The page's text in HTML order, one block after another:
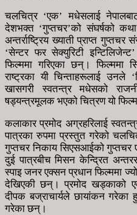
चलचित्र ‘एक’ मधेसलाई
देशभक्त ‘गुप्तचर’को संघर्षको
अन्तर्राष्ट्रिय ख्याती प्राप्त
‘सेन्टर फर सेक्युरिटी
फिल्ममा गरिएका छन्। फिल्ममा
राष्ट्रका यी चिन्ताहरूलाई उनले
खासगरी स्वतन्त्र मधेसको
षड्यन्त्रमूलक भएको चित्रण यो
कलाकार प्रमोद अग्रहरिलाई
पात्रका रुपमा प्रस्तुत गरेको
गुप्तचर निकाय सिएसआईको गुप्तचर
दुई पात्रबीच मिसन केन्द्रित
स्पाइ जनर एक्सन प्रधान फिल्ममा
देखिएकी छन्। प्रमोद खड्काको
दीपक बज्राचार्यले छायांकन गरेका
गरेका छन्।